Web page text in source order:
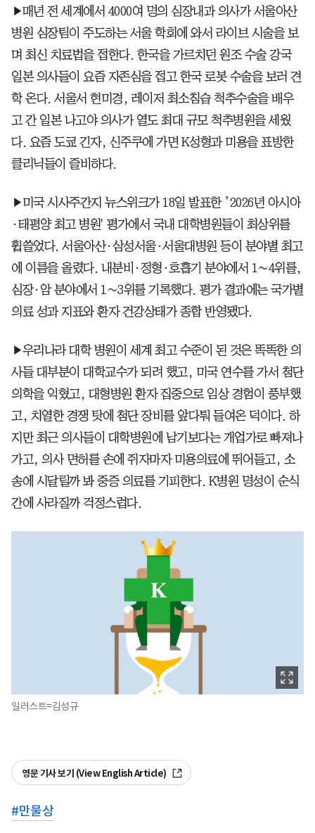
▶매년 전 세계에서 4000여 명의 심장내과 의사가 서울아산
병원 심장팀이 주도하는 서울 학회에 와서 라이브 시술을 보
며 최신 치료법을 접한다. 한국을 가르치던 원조 수술 강국
일본 의사들이 요즘 자존심을 접고 한국 로봇 수술을 보러 견
학 온다. 서울서 현미경, 레이저 최소침습 척추수술을 배우
고 간 일본 나고야 의사가 열도 최대 규모 척추병원을 세웠
다. 요즘 도쿄 긴자, 신주쿠에 가면 K성형과 미용을 표방한
클리닉들이 즐비하다.
▶미국 시사주간지 뉴스위크가 18일 발표한 ’2026년 아시아
·태평양 최고 병원' 평가에서 국내 대학병원들이 최상위를
휩쓸었다. 서울아산·삼성서울·서울대병원 등이 분야별 최고
에 이름을 올렸다. 내분비·정형·호흡기 분야에서 1∼4위를,
심장·암 분야에서 1∼3위를 기록했다. 평가 결과에는 국가별
의료 성과 지표와 환자 건강상태가 종합 반영됐다.
▶우리나라 대학 병원이 세계 최고 수준이 된 것은 똑똑한 의
사들 대부분이 대학교수가 되려 했고, 미국 연수를 가서 첨단
의학을 익혔고, 대형병원 환자 집중으로 임상 경험이 풍부했
고, 치열한 경쟁 탓에 첨단 장비를 앞다퉈 들여온 덕이다. 하
지만 최근 의사들이 대학병원에 남기보다는 개업가로 빠져나
가고, 의사 면허를 손에 쥐자마자 미용의료에 뛰어들고, 소
송에 시달릴까 봐 중증 의료를 기피한다. K병원 명성이 순식
간에 사라질까 걱정스럽다.
일러스트=김성규
영문 기사 보기 (View English Article)
#만물상